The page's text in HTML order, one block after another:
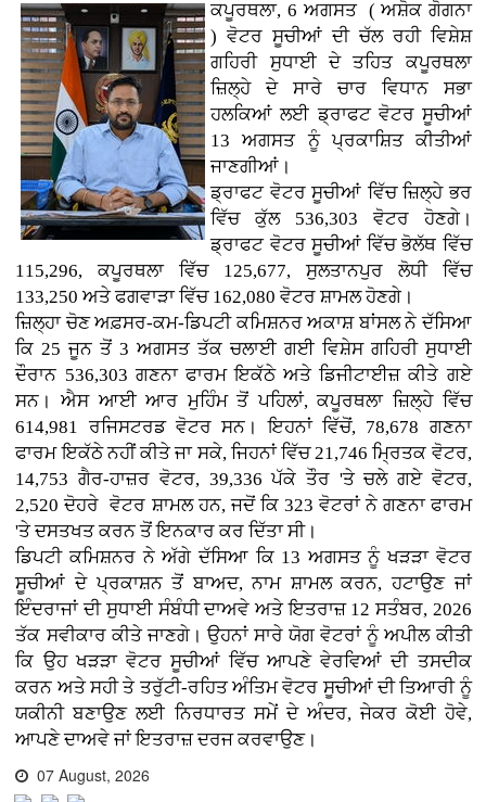
ਕਪੂਰਥਲਾ, 6 ਅਗਸਤ ( ਅਸ਼ੋਕ ਗੋਗਨਾ
)ਵੋਟਰ ਸੂਚੀਆਂ ਦੀ ਚੱਲ ਰਹੀ ਵਿਸ਼ੇਸ਼
ਗਹਿਰੀ ਸੁਧਾਈ ਦੇ ਤਹਿਤ ਕਪੂਰਥਲਾ
ਜ਼ਿਲ੍ਹੇ ਦੇ ਸਾਰੇ ਚਾਰ ਵਿਧਾਨ ਸਭਾ
ਹਲਕਿਆਂ ਲਈ ਡ੍ਰਾਫਟ ਵੋਟਰ ਸੂਚੀਆਂ
13 ਅਗਸਤ ਨੂੰ ਪ੍ਰਕਾਸ਼ਿਤ ਕੀਤੀਆਂ
ਜਾਣਗੀਆਂ।
ਡ੍ਰਾਫਟ ਵੋਟਰ ਸੂਚੀਆਂ ਵਿੱਚ ਜ਼ਿਲ੍ਹੇ ਭਰ
ਵਿੱਚ ਕੁੱਲ 536,303 ਵੋਟਰ ਹੋਣਗੇ।
ਡ੍ਰਾਫਟ ਵੋਟਰ ਸੂਚੀਆਂ ਵਿੱਚ ਭੋਲੱਥ ਵਿੱਚ
115,296, ਕਪੂਰਥਲਾ ਵਿੱਚ 125,677, ਸੁਲਤਾਨਪੁਰ ਲੋਧੀ ਵਿੱਚ
133,250 ਅਤੇ ਫਗਵਾੜਾ ਵਿੱਚ 162,080 ਵੋਟਰ ਸ਼ਾਮਲ ਹੋਣਗੇ।
ਜ਼ਿਲ੍ਹਾ ਚੋਣ ਅਫ਼ਸਰ-ਕਮ-ਡਿਪਟੀ ਕਮਿਸ਼ਨਰ ਅਕਾਸ਼ ਬਾਂਸਲ ਨੇ ਦੱਸਿਆ
ਕਿ 25 ਜੂਨ ਤੋਂ 3 ਅਗਸਤ ਤੱਕ ਚਲਾਈ ਗਈ ਵਿਸ਼ੇਸ ਗਹਿਰੀ ਸੁਧਾਈ
ਦੌਰਾਨ 536,303 ਗਣਨਾ ਫਾਰਮ ਇਕੱਠੇ ਅਤੇ ਡਿਜੀਟਾਈਜ਼ ਕੀਤੇ ਗਏ
ਸਨ। ਐਸ ਆਈ ਆਰ ਮੁਹਿੰਮ ਤੋਂ ਪਹਿਲਾਂ, ਕਪੂਰਥਲਾ ਜ਼ਿਲ੍ਹੇ ਵਿੱਚ
614,981 ਰਜਿਸਟਰਡ ਵੋਟਰ ਸਨ। ਇਹਨਾਂ ਵਿੱਚੋਂ, 78,678 ਗਣਨਾ
ਫਾਰਮ ਇਕੱਠੇ ਨਹੀਂ ਕੀਤੇ ਜਾ ਸਕੇ, ਜਿਹਨਾਂ ਵਿੱਚ 21,746 ਮ੍ਰਿਤਕ ਵੋਟਰ,
14,753 ਗੈਰ-ਹਾਜ਼ਰ ਵੋਟਰ, 39,336 ਪੱਕੇ ਤੌਰ 'ਤੇ ਚਲੇ ਗਏ ਵੋਟਰ,
2,520 ਦੋਹਰੇ ਵੋਟਰ ਸ਼ਾਮਲ ਹਨ, ਜਦੋਂ ਕਿ 323 ਵੋਟਰਾਂ ਨੇ ਗਣਨਾ ਫਾਰਮ
'ਤੇ ਦਸਤਖਤ ਕਰਨ ਤੋਂ ਇਨਕਾਰ ਕਰ ਦਿੱਤਾ ਸੀ।
ਡਿਪਟੀ ਕਮਿਸ਼ਨਰ ਨੇ ਅੱਗੇ ਦੱਸਿਆ ਕਿ 13 ਅਗਸਤ ਨੂੰ ਖੜੜਾ ਵੋਟਰ
ਸੂਚੀਆਂ ਦੇ ਪ੍ਰਕਾਸ਼ਨ ਤੋਂ ਬਾਅਦ, ਨਾਮ ਸ਼ਾਮਲ ਕਰਨ, ਹਟਾਉਣ ਜਾਂ
ਇੰਦਰਾਜਾਂ ਦੀ ਸੁਧਾਈ ਸੰਬੰਧੀ ਦਾਅਵੇ ਅਤੇ ਇਤਰਾਜ਼ 12 ਸਤੰਬਰ, 2026
ਤੱਕ ਸਵੀਕਾਰ ਕੀਤੇ ਜਾਣਗੇ। ਉਹਨਾਂ ਸਾਰੇ ਯੋਗ ਵੋਟਰਾਂ ਨੂੰ ਅਪੀਲ ਕੀਤੀ
ਕਿ ਉਹ ਖੜੜਾ ਵੋਟਰ ਸੂਚੀਆਂ ਵਿੱਚ ਆਪਣੇ ਵੇਰਵਿਆਂ ਦੀ ਤਸਦੀਕ
ਕਰਨ ਅਤੇ ਸਹੀ ਤੇ ਤਰੁੱਟੀ-ਰਹਿਤ ਅੰਤਿਮ ਵੋਟਰ ਸੂਚੀਆਂ ਦੀ ਤਿਆਰੀ ਨੂੰ
ਯਕੀਨੀ ਬਣਾਉਣ ਲਈ ਨਿਰਧਾਰਤ ਸਮੇਂ ਦੇ ਅੰਦਰ, ਜੇਕਰ ਕੋਈ ਹੋਵੇ,
ਆਪਣੇ ਦਾਅਵੇ ਜਾਂ ਇਤਰਾਜ਼ ਦਰਜ ਕਰਵਾਉਣ।
07 August, 2026